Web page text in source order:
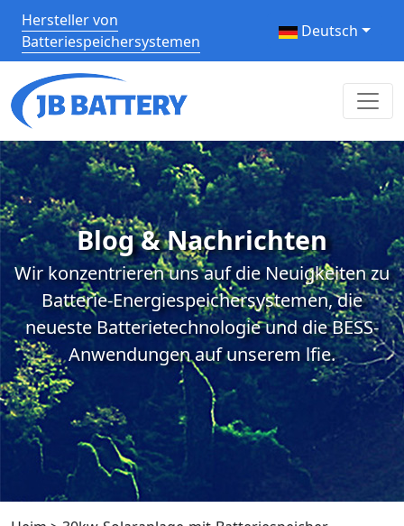
Hersteller von
Batteriespeichersystemen
Deutsch
Blog & Nachrichten
Wir konzentrieren uns auf die Neuigkeiten zu
Batterie-Energiespeichersystemen, die
neueste Batterietechnologie und die BESS-
Anwendungen auf unserem lfie.